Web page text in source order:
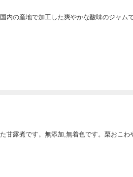
内の産地で加工した爽やかな酸味のジャムで
甘露煮です。無添加,無着色です。栗おこわ